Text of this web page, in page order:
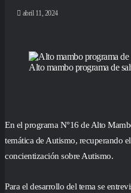
abril 11, 2024
Alto mambo programa de
En el programa N°16 de Alto
temática de Autismo, recuperando
concientización sobre Autismo.
Para el desarrollo del tema se